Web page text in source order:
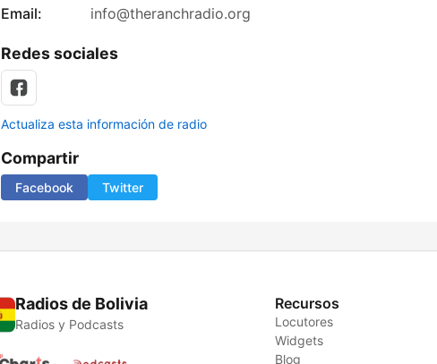
Email:
info@theranchradio.org
Redes sociales
Actualiza esta información de radio
Compartir
Facebook Twitter
Radios de Bolivia
Radios y Podcasts
Recursos
Locutores
Widgets
Blog